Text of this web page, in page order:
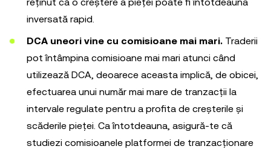
inversată rapid.
DCA uneori vine cu comisioane mai mari. Traderii
pot întâmpina comisioane mai mari atunci când
utilizează DCA, deoarece aceasta implică, de obicei,
efectuarea unui număr mai mare de tranzacții la
intervale regulate pentru a profita de creșterile și
scăderile pieței. Ca întotdeauna, asigură-te că
studiezi comisioanele platformei de tranzacționare